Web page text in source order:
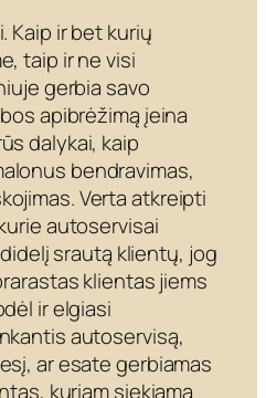
Kaip ir bet kurių
taip ir ne visi
gerbia savo
apibrėžimą įeina
dalykai, kaip
bendravimas,
Verta atkreipti
autoservisai
srautą klientų, jog
klientas jiems
ir elgiasi
autoservisą,
ar esate gerbiamas
kuriam siekiama